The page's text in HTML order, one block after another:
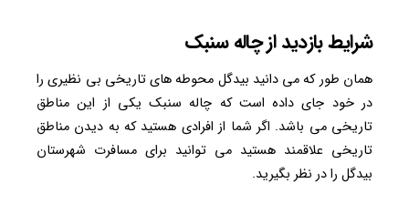
شرایط بازدید از چاله سنبک
همان طور که می دانید بیدگل محوطه های تاریخی بی نظیری را
در خود جای داده است که چاله سنبک یکی از این مناطق
تاریخی می باشد. اگر شما از افرادی هستید که به دیدن مناطق
تاریخی علاقمند هستید می توانید برای مسافرت شهرستان
بیدگل را در نظر بگیرید.